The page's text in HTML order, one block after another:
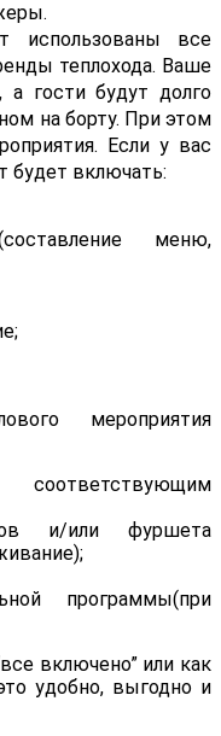
использованы все
теплохода. Ваше
а гости будут долго
на борту. При этом
Если у вас
будет включать:
меню,
мероприятия
и/или фуршета
программы(при
включено” или как
удобно, выгодно и